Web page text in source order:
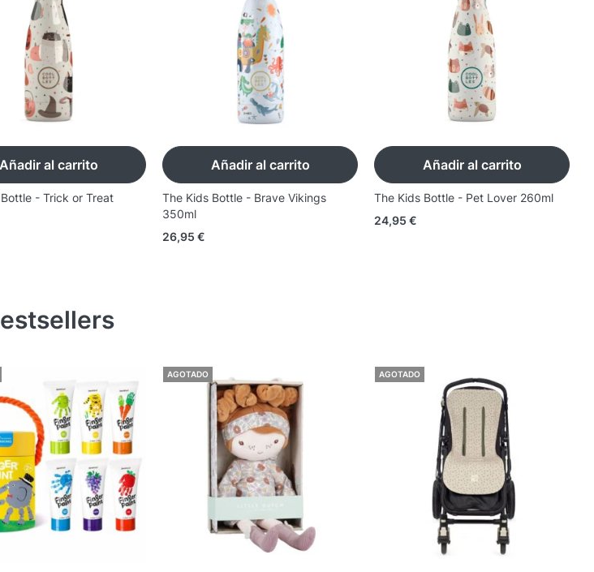
Añadir al carrito
- Trick or Treat
Añadir al carrito
The Kids Bottle - Brave Vikings
350ml
26,95€
Añadir al carrito
The Kids Bottle - Pet Lover 260ml
24,95€
AGOTADO AGOTADO